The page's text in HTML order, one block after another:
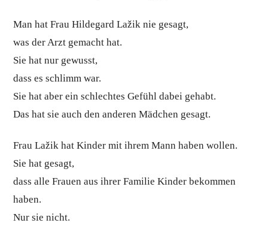
Man hat Frau Hildegard Lažik nie gesagt,
was der Arzt gemacht hat.
Sie hat nur gewusst,
dass es schlimm war.
Sie hat aber ein schlechtes Gefühl dabei gehabt.
Das hat sie auch den anderen Mädchen gesagt.
Frau Lažik hat Kinder mit ihrem Mann haben wollen.
Sie hat gesagt,
dass alle Frauen aus ihrer Familie Kinder bekommen
haben.
Nur sie nicht.